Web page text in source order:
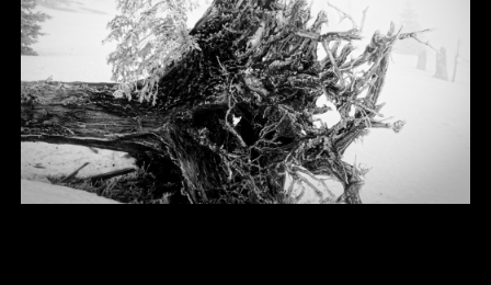
twitterrss emailflickr